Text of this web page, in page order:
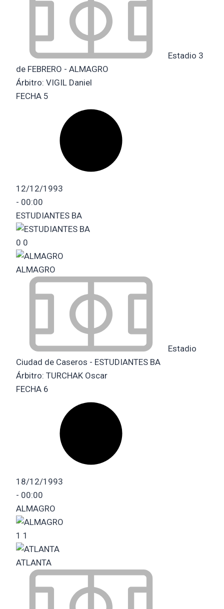
Estadio 3
de FEBRERO - ALMAGRO
Árbitro: VIGIL Daniel
FECHA 5
12/12/1993
- 00:00
ESTUDIANTES BA
0 0
ALMAGRO
Estadio
Ciudad de Caseros - ESTUDIANTES BA
Árbitro: TURCHAK Oscar
FECHA 6
18/12/1993
- 00:00
ALMAGRO
1 1
ATLANTA